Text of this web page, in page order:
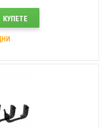
КУПЕТЕ